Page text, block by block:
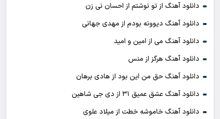
دانلود آهنگ از تو نوشتم از احسان نی زن
دانلود آهنگ دیوونه بودم از مهدی جهانی
دانلود آهنگ می از امین و امید
دانلود آهنگ هرگز از منس
دانلود آهنگ حق من این بود از هادی برهان
دانلود آهنگ عشق عمیق ۳۱ از دی جی شاهین
دانلود آهنگ خاموشه خطت از میلاد علوی